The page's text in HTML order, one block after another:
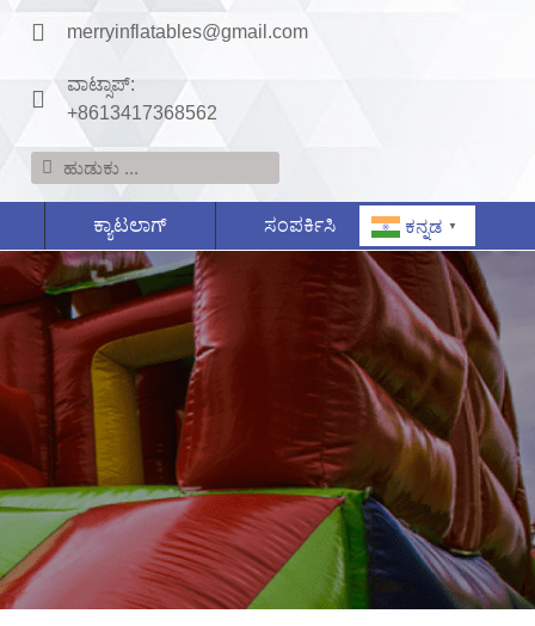
merryinflatables@gmail.com
ವಾಟ್ಸಾಪ್:
+8613417368562
ಕ್ಯಾಟಲಾಗ್ ಸಂಪರ್ಕಿಸಿ ಕನ್ನಡ ▼